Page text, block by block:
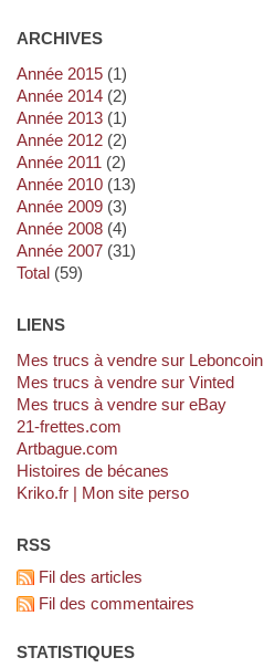
ARCHIVES
année 2015(1)
année 2014(2)
année 2013(1)
année 2012(2)
année 2011 (2)
année 2010(13)
année 2009(3)
année 2008(4)
année 2007(31)
total (59)
LIENS
Mes trucs à vendre sur Leboncoin
Mes trucs à vendre sur Vinted
Mes trucs à vendre sur eBay
21-frettes.com
artbague.com
Histoires de bécanes
kriko.fr | Mon site perso
RSS
Fil des articles
Fil des commentaires
STATISTIQUES